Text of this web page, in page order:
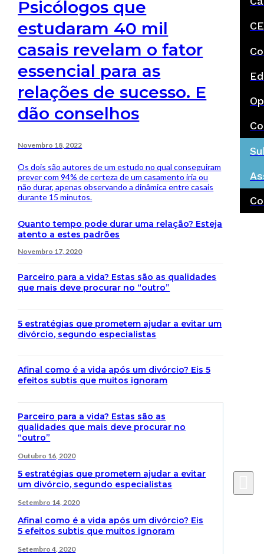
Psicólogos que
estudaram 40 mil
casais revelam o fator
essencial para as
relações de sucesso. E
dão conselhos
Novembro 18, 2022
Os dois são autores de um estudo no qual conseguiram
prever com 94% de certeza de um casamento iria ou
não durar, apenas observando a dinâmica entre casais
durante 15 minutos.
Quanto tempo pode durar uma relação? Esteja
atento a estes padrões
Novembro 17, 2020
Parceiro para a vida? Estas são as qualidades
que mais deve procurar no “outro”
5 estratégias que prometem ajudar a evitar um
divórcio, segundo especialistas
Afinal como é a vida após um divórcio? Eis 5
efeitos subtis que muitos ignoram
Parceiro para a vida? Estas são as
qualidades que mais deve procurar no
“outro”
Outubro 16, 2020
5 estratégias que prometem ajudar a evitar
um divórcio, segundo especialistas
Setembro 14, 2020
Afinal como é a vida após um divórcio? Eis
5 efeitos subtis que muitos ignoram
Setembro 4, 2020